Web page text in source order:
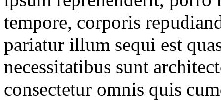
tempore, corporis
pariatur illum sequi est
necessitatibus sunt
consectetur omnis quis